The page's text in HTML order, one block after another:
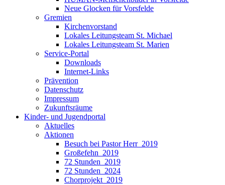
Neue Glocken für Vorsfelde
Gremien
Kirchenvorstand
Lokales Leitungsteam St. Michael
Lokales Leitungsteam St. Marien
Service-Portal
Downloads
Internet-Links
Prävention
Datenschutz
Impressum
Zukunftsräume
Kinder- und Jugendportal
Aktuelles
Aktionen
Besuch bei Pastor Herr_2019
Großefehn_2019
72 Stunden_2019
72 Stunden_2024
Chorprojekt_2019